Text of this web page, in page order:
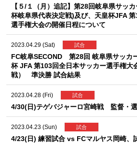
【５/１（月）追記】第28回岐阜県サッ
杯岐阜県代表決定戦)及び、天皇杯JFA
選手権大会の開催日程について
2023.04.29 (Sat) 試合
FC岐阜SECOND 第28回 岐阜県サッカ
杯 JFA 第103回全日本サッカー選手権大
戦） 準決勝 試合結果
2023.04.28 (Fri) 試合
4/30(日)テゲバジャーロ宮崎戦 監督・
2023.04.23 (Sun) 試合
4/23(日) 練習試合 vs FCマルヤス岡崎、